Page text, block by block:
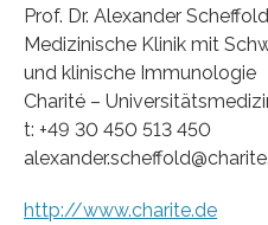
Prof. Dr. Alexander Scheffold
Medizinische Klinik mit
und klinische Immunologie
Charité –
t: +49 30 450 513 450
http://www.charite.de